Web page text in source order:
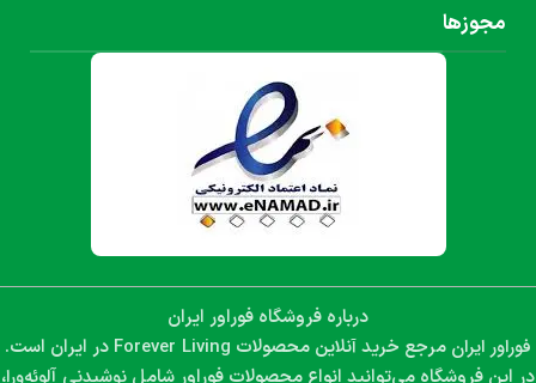
مجوزها
درباره فروشگاه فوراور ایران
فوراور ایران مرجع خرید آنلاین محصولات Forever Living در ایران است.
در این فروشگاه می‌توانید انواع محصولات فوراور شامل نوشیدنی آلوئه‌ورا،